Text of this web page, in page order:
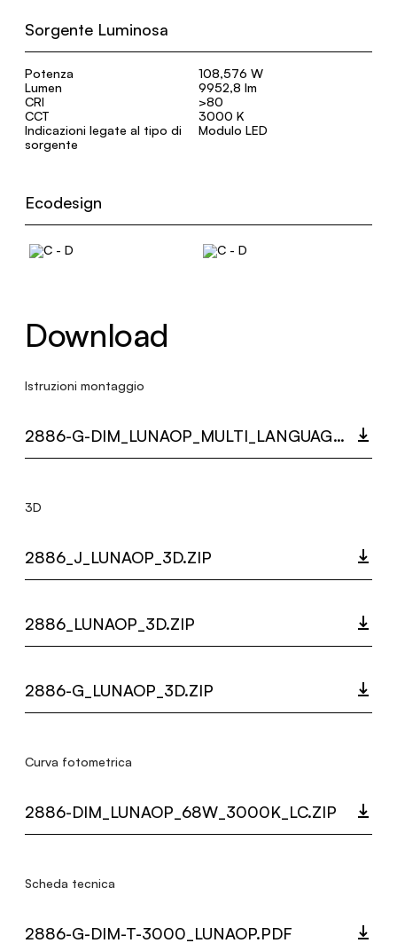
Sorgente Luminosa
Potenza
108,576 W
Lumen
9952,8 lm
CRI
>80
CCT
3000 K
Indicazioni legate al tipo di
sorgente
Modulo LED
Ecodesign
Download
Istruzioni montaggio
2886-G-DIM_LUNAOP_MULTI_LANGUAGE_9443_INST.PDF
3D
2886_J_LUNAOP_3D.ZIP
2886_LUNAOP_3D.ZIP
2886-G_LUNAOP_3D.ZIP
Curva fotometrica
2886-DIM_LUNAOP_68W_3000K_LC.ZIP
Scheda tecnica
2886-G-DIM-T-3000_LUNAOP.PDF